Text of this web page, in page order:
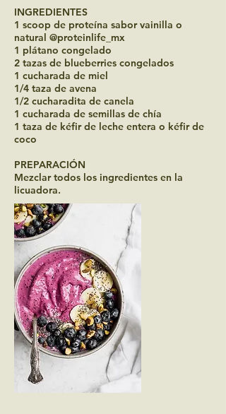
INGREDIENTES
1 scoop de proteína sabor vainilla o
natural @proteinlife_mx
1 plátano congelado
2 tazas de blueberries congelados
1 cucharada de miel
1/4 taza de avena
1/2 cucharadita de canela
1 cucharada de semillas de chía
1 taza de kéfir de leche entera o kéfir de
coco
PREPARACIÓN
Mezclar todos los ingredientes en la
licuadora.